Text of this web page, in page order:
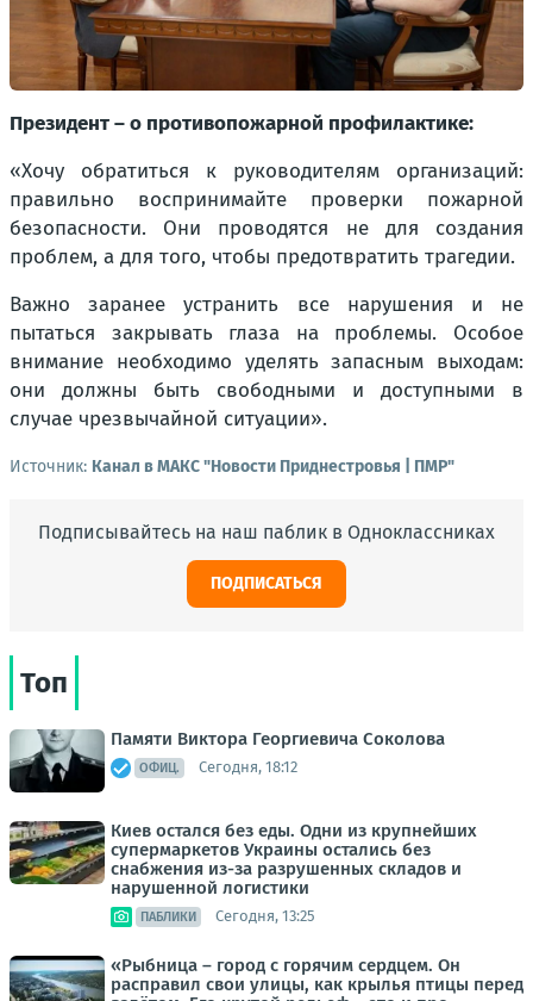
Президент – о противопожарной профилактике:
«Хочу обратиться к руководителям организаций:
правильно воспринимайте проверки пожарной
безопасности. Они проводятся не для создания
проблем, а для того, чтобы предотвратить трагедии.
Важно заранее устранить все нарушения и не
пытаться закрывать глаза на проблемы. Особое
внимание необходимо уделять запасным выходам:
они должны быть свободными и доступными в
случае чрезвычайной ситуации».
Источник: Канал в МАКС "Новости Приднестровья | ПМР"
Подписывайтесь на наш паблик в Одноклассниках
ПОДПИСАТЬСЯ
Топ
Памяти Виктора Георгиевича Соколова
ОФИЦ. Сегодня, 18:12
Киев остался без еды. Одни из крупнейших
супермаркетов Украины остались без
снабжения из-за разрушенных складов и
нарушенной логистики
ПАБЛИКИ Сегодня, 13:25
«Рыбница – город с горячим сердцем. Он
расправил свои улицы, как крылья птицы перед